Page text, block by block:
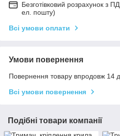
Безготівковий розрахунок з
ел. пошту)
Всі умови оплати
Умови повернення
Повернення товару впродовж 14
Всі умови повернення
Подібні товари компанії